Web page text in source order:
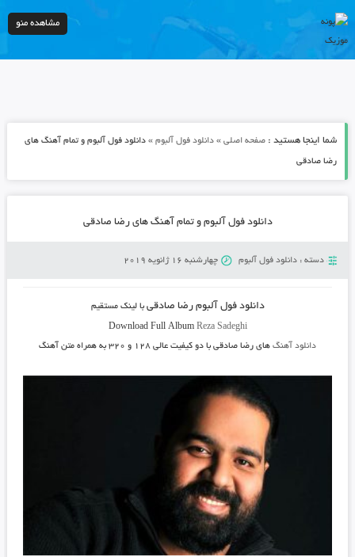
مشاهده منو
شما اینجا هستید : صفحه اصلی» دانلود فول آلبوم» دانلود فول آلبوم و تمام آهنگ های
رضا صادقی
دانلود فول آلبوم و تمام آهنگ های رضا صادقی
دسته : دانلود فول آلبوم چهارشنبه 16 ژانویه 2019
دانلود فول آلبوم رضا صادقی با لینک مستقیم
Download Full Album Reza Sadeghi
دانلود آهنگهای رضا صادقی با دو کیفیت عالی ۱۲۸ و ۳۲۰ به همراه متن آهنگ